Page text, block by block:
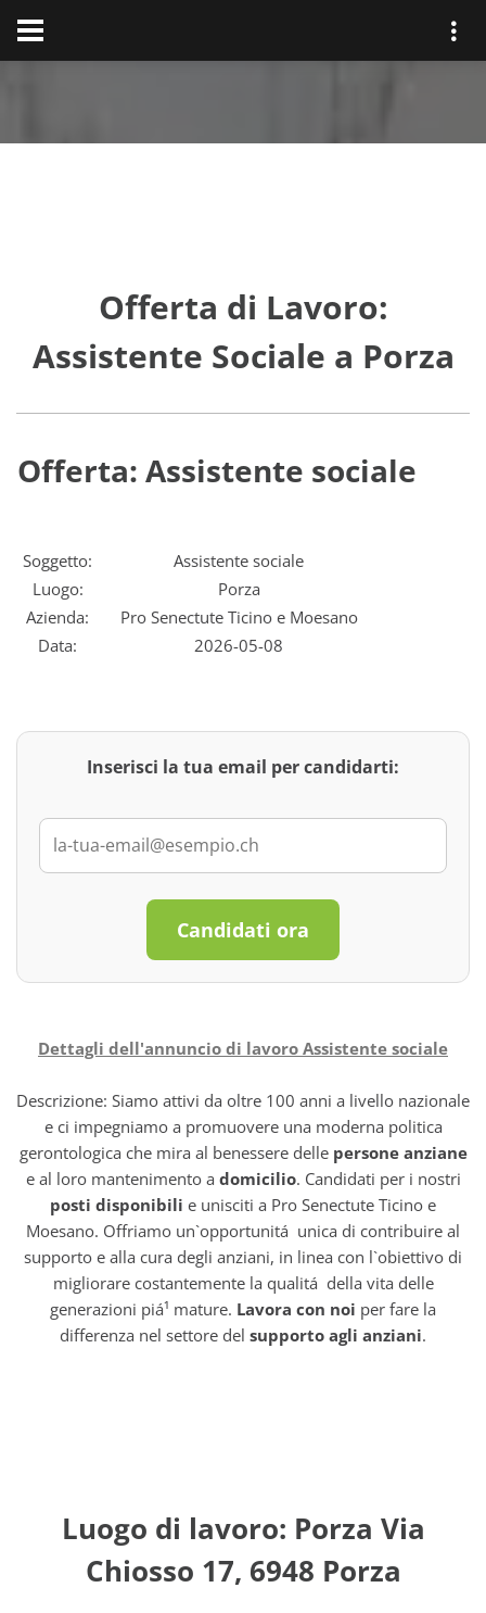
Offerta di Lavoro:
Assistente Sociale a Porza
Offerta: Assistente sociale
Soggetto:
Assistente sociale
Luogo:
Porza
Azienda:
Pro Senectute Ticino e Moesano
Data:
2026-05-08
Inserisci la tua email per candidarti:
Candidati ora
Dettagli dell'annuncio di lavoro Assistente sociale
Descrizione: Siamo attivi da oltre 100 anni a livello nazionale
e ci impegniamo a promuovere una moderna politica
gerontologica che mira al benessere delle persone anziane
e al loro mantenimento a domicilio. Candidati per i nostri
posti disponibili e unisciti a Pro Senectute Ticino e
Moesano. Offriamo un`opportunitá unica di contribuire al
supporto e alla cura degli anziani, in linea con l`obiettivo di
migliorare costantemente la qualitá della vita delle
generazioni piá¹ mature. Lavora con noi per fare la
differenza nel settore del supporto agli anziani.
Luogo di lavoro: Porza Via
Chiosso 17, 6948 Porza